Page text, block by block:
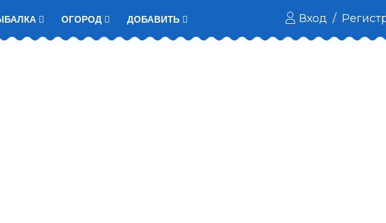
ОГОРОД ДОБАВИТЬ Вход /